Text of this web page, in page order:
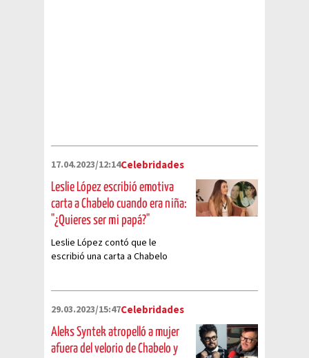
17.04.2023/12:14Celebridades
Leslie López escribió emotiva
carta a Chabelo cuando era niña:
"¿Quieres ser mi papá?"
Leslie López contó que le
escribió una carta a Chabelo
29.03.2023/15:47Celebridades
Aleks Syntek atropelló a mujer
afuera del velorio de Chabelo y